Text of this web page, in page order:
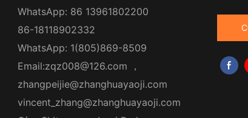
WhatsApp: 86 13961802200
86-18118902332
WhatsApp: 1(805)869-8509
Email:zqz008@126.com ，
zhangpeijie@zhanghuayaoji.com
vincent_zhang@zhanghuayaoji.com